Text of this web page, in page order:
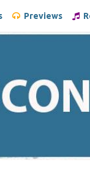
Previews